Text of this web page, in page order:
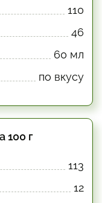
110
46
60 мл
по вкусу
100 г
113
12